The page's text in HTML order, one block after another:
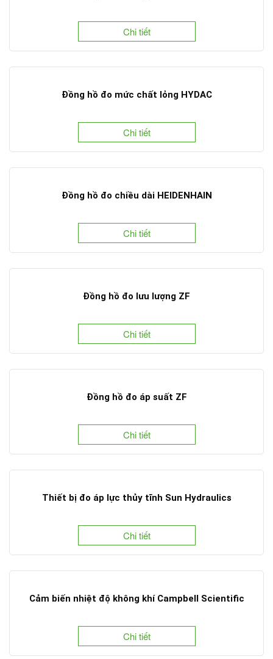
Chi tiết
Đồng hồ đo mức chất lỏng HYDAC
Chi tiết
Đồng hồ đo chiều dài HEIDENHAIN
Chi tiết
Đồng hồ đo lưu lượng ZF
Chi tiết
Đồng hồ đo áp suất ZF
Chi tiết
Thiết bị đo áp lực thủy tĩnh Sun Hydraulics
Chi tiết
Cảm biến nhiệt độ không khí Campbell Scientific
Chi tiết